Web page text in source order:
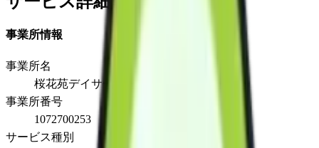
事業所情報
事業所名
桜花苑デイサービスセンター
事業所番号
1072700253
サービス種別